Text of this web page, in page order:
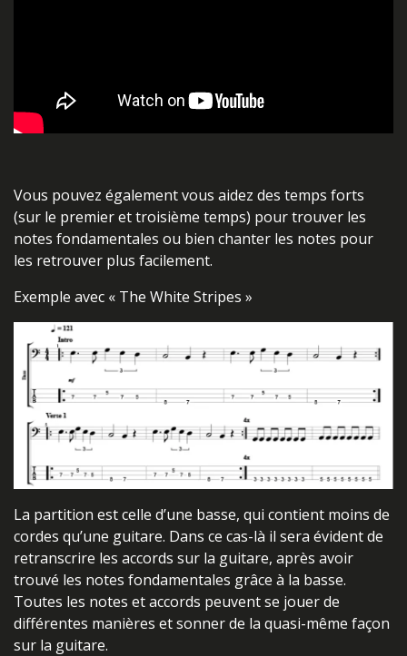
Vous pouvez également vous aidez des temps forts
(sur le premier et troisième temps) pour trouver les
notes fondamentales ou bien chanter les notes pour
les retrouver plus facilement.
Exemple avec « The White Stripes »
La partition est celle d’une basse, qui contient moins de
cordes qu’une guitare. Dans ce cas-là il sera évident de
retranscrire les accords sur la guitare, après avoir
trouvé les notes fondamentales grâce à la basse.
Toutes les notes et accords peuvent se jouer de
différentes manières et sonner de la quasi-même façon
sur la guitare.